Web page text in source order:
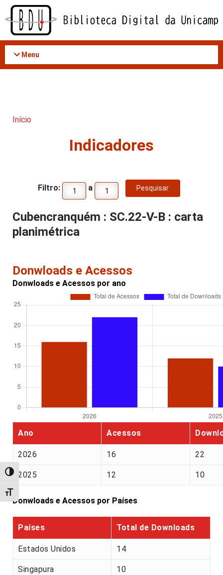
Acessar
conteúdo
Alternar alto contraste
Alternar tamanho da fonte
Menu
Início
Indicadores
Filtro: a
Cubencranquém : SC.22-V-B : carta
planimétrica
Donwloads e Acessos
Donwloads e Acessos por ano
Ano Acessos
2026 16 22
2025 12 10
Donwloads e Acessos por Países
Países Total de Downloads
Estados Unidos 14
Singapura 10